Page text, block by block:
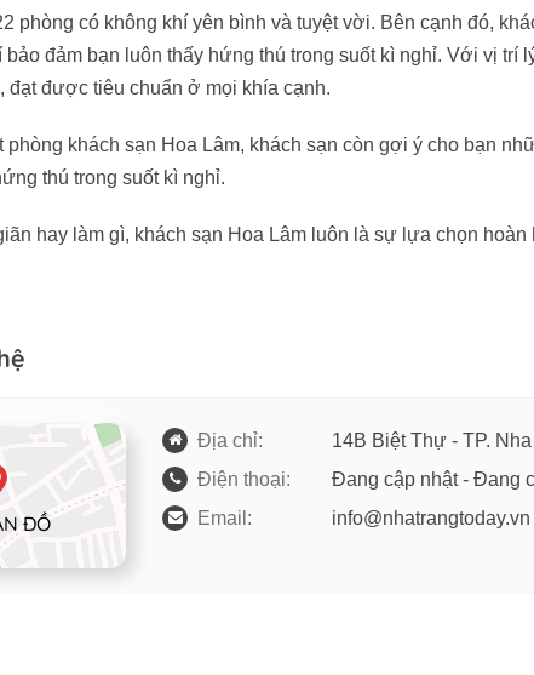
phòng có không khí yên bình và tuyệt vời. Bên cạnh đó,
đảm bạn luôn thấy hứng thú trong suốt kì nghỉ. Với vị trí
đạt được tiêu chuẩn ở mọi khía cạnh.
phòng khách sạn Hoa Lâm, khách sạn còn gợi ý cho bạn
thú trong suốt kì nghỉ.
hay làm gì, khách sạn Hoa Lâm luôn là sự lựa chọn
ĐỒ
Địa chỉ:
14B Biệt Thự - TP.
Điện thoại:
Đang cập nhật - Đang
Email:
info@nhatrangtoday.vn